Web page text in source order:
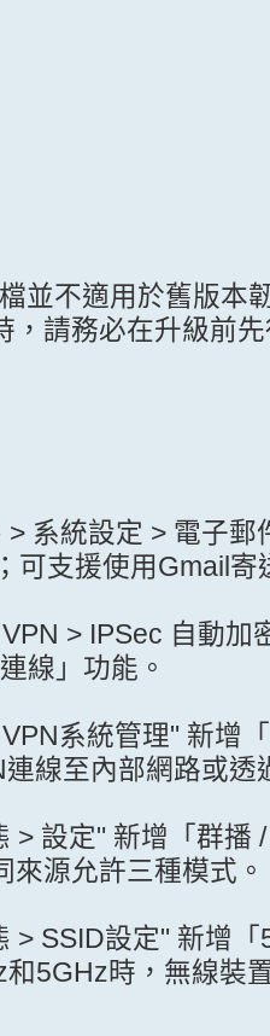
並不適用於舊版本
，請務必在升級前
> 系統設定 > 電子
可支援使用Gmail寄
> IPSec 自動加
線」功能。
系統管理" 新增
線至內部網路或透
> 設定" 新增「群播
源允許三種模式。
> SSID設定" 新增
5GHz時，無線裝